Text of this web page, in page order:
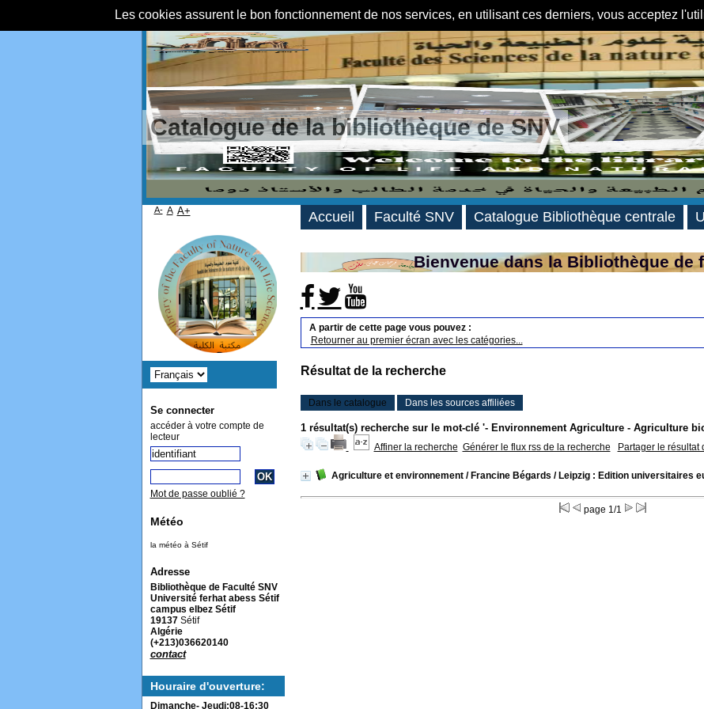
Les cookies assurent le bon fonctionnement de nos services, en utilisant ces derniers, vous acceptez
Catalogue de la bibliothèque de SNV
Bienvenue dans la Bibliothèque de
A partir de cette page vous pouvez :
Retourner au premier écran avec les catégories...
Résultat de la recherche
Dans le catalogue Dans les sources affiliées
1 résultat(s) recherche sur le mot-clé '- Environnement Agriculture - Agriculture
Affiner la recherche Générer le flux rss de la recherche Partager le résultat
Agriculture et environnement/ Francine Bégards / Leipzig : Edition universitaires
page 1/1
Accueil Faculté SNV Catalogue Bibliothèque centrale
A- A A+
Se connecter
accéder à votre compte de
lecteur
Mot de passe oublié ?
Météo
la météo à Sétif
Adresse
Bibliothèque de Faculté SNV
Université ferhat abess Sétif
campus elbez Sétif
19137Sétif
Algérie
(+213)036620140
contact
Houraire d'ouverture:
Dimanche- Jeudi:08-16:30